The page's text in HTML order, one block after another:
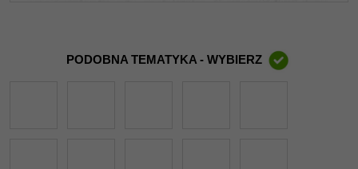
PODOBNA TEMATYKA - WYBIERZ